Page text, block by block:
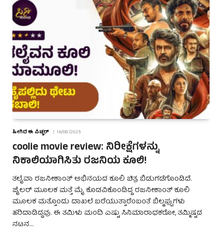
ಹೀಗಿದೆ ಈ ಪಿಚ್ಚರ್ 16/08/2025
coolie movie review: ನಿರೀಕ್ಷೆಗಳನ್ನು
ನಿಕಾಲಿಯಾಗಿಸಿತು ರಜನಿಯ ಕೂಲಿ!
ತಲೈವಾ ರಜನೀಕಾಂತ್ ಅಭಿನಯದ ಕೂಲಿ ಚಿತ್ರ ಬಿಡುಗಡೆಗೊಂಡಿದೆ.
ಜೈಲರ್ ಮೂಲಕ ಮತ್ತೆ ಮೈ ಕೊಡವಿಕೊಂಡಿದ್ದ ರಜನೀಕಾಂತ್ ಕೂಲಿ
ಮೂಲಕ ಮತ್ತೊಂದು ದಾಖಲೆ ಬರೆಯುತ್ತಾರೆಂಬಂತೆ ಬಿಲ್ಡಪ್ಪುಗಳು
ಹರಿದಾಡಿದ್ದವು. ಈ ತಮಿಳು ಮಂದಿ ಎಷ್ಟು ಸಿನಿಮಾರಾಧಕರೋ, ತಮ್ಮಿಷ್ಟದ
ನಟನ…